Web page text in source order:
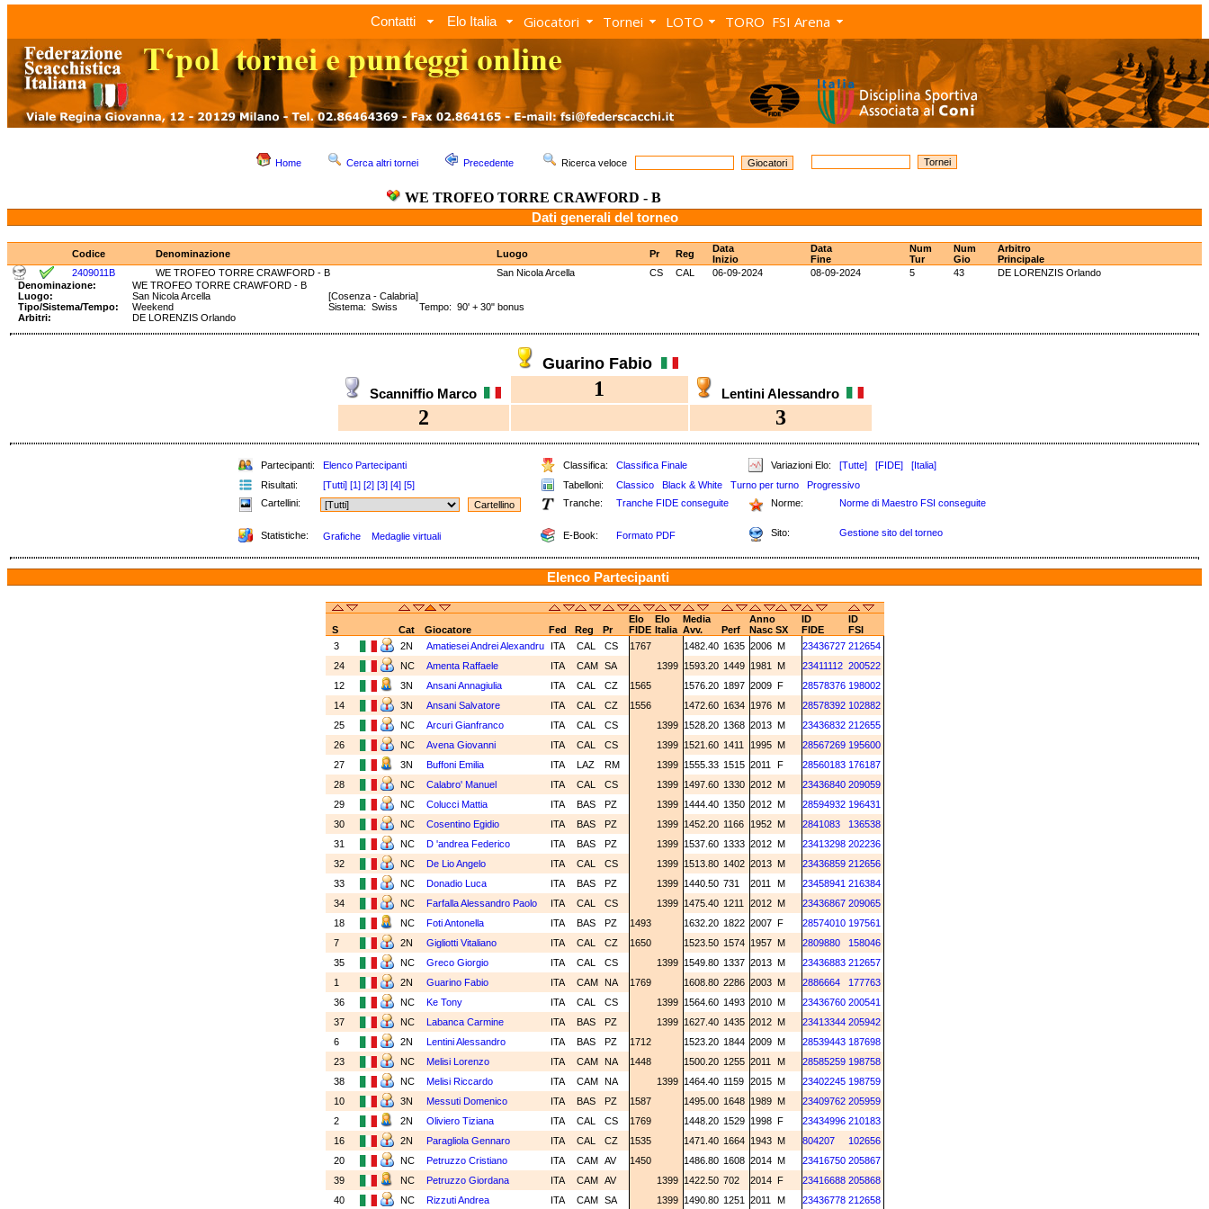
Contatti Elo Italia Giocatori Tornei LOTO TORO FSI Arena
Home Cerca altri tornei Precedente Ricerca veloce
WE TROFEO TORRE CRAWFORD - B
Dati generali del torneo
Codice Denominazione Luogo Pr Reg
Data
Inizio
Data
Fine
Num
Tur
Num
Gio
Arbitro
Principale
2409011B
WE TROFEO TORRE CRAWFORD - B San Nicola Arcella CS CAL 06-09-2024 08-09-2024 5 43
DE LORENZIS Orlando
Denominazione:
WE TROFEO TORRE CRAWFORD - B
Luogo:
San Nicola Arcella
[Cosenza - Calabria]
Tipo/Sistema/Tempo:
Weekend
Sistema: Swiss Tempo: 90' + 30" bonus
Arbitri:
DE LORENZIS Orlando
Guarino Fabio
Scanniffio Marco 1 Lentini Alessandro
2 3
Partecipanti: Elenco Partecipanti Classifica: Classifica Finale Variazioni Elo: [Tutte] [FIDE]
[Italia]
Risultati:
[Tutti] [1] [2] [3] [4] [5] Tabelloni: Classico Black & White Turno per turno
Progressivo
Cartellini:
Tranche: Tranche FIDE conseguite Norme: Norme di Maestro FSI conseguite
Statistiche: Grafiche Medaglie virtuali E-Book: Formato PDF Sito: Gestione sito del torneo
Elenco Partecipanti
Elo Elo Media Anno ID
ID
S
Cat Giocatore Fed Reg Pr FIDE Italia Avv. Perf Nasc SX FIDE
FSI
3
2N Amatiesei Andrei Alexandru ITA CAL CS 1767 1482.40 1635 2006 M 23436727 212654
24
NC Amenta Raffaele ITA CAM SA 1399 1593.20 1449 1981 M 23411112 200522
12
3N Ansani Annagiulia ITA CAL CZ 1565 1576.20 1897 2009 F 28578376 198002
14
3N Ansani Salvatore ITA CAL CZ 1556 1472.60 1634 1976 M 28578392 102882
25
NC Arcuri Gianfranco ITA CAL CS 1399 1528.20 1368 2013 M 23436832 212655
26
NC Avena Giovanni ITA CAL CS 1399 1521.60 1411 1995 M 28567269 195600
27
3N Buffoni Emilia ITA LAZ RM 1399 1555.33 1515 2011 F 28560183 176187
28
NC Calabro' Manuel ITA CAL CS 1399 1497.60 1330 2012 M 23436840 209059
29
NC Colucci Mattia ITA BAS PZ 1399 1444.40 1350 2012 M 28594932 196431
30
NC Cosentino Egidio ITA BAS PZ 1399 1452.20 1166 1952 M 2841083
136538
31
NC D 'andrea Federico ITA BAS PZ 1399 1537.60 1333 2012 M 23413298 202236
32
NC De Lio Angelo ITA CAL CS 1399 1513.80 1402 2013 M 23436859 212656
33
NC Donadio Luca ITA BAS PZ 1399 1440.50 731 2011 M 23458941 216384
34
NC Farfalla Alessandro Paolo ITA CAL CS 1399 1475.40 1211 2012 M 23436867 209065
18
NC Foti Antonella ITA BAS PZ 1493 1632.20 1822 2007 F 28574010 197561
7
2N Gigliotti Vitaliano ITA CAL CZ 1650 1523.50 1574 1957 M 2809880
158046
35
NC Greco Giorgio ITA CAL CS 1399 1549.80 1337 2013 M 23436883 212657
1
2N Guarino Fabio ITA CAM NA 1769 1608.80 2286 2003 M 2886664
177763
36
NC Ke Tony ITA CAL CS 1399 1564.60 1493 2010 M 23436760 200541
37
NC Labanca Carmine ITA BAS PZ 1399 1627.40 1435 2012 M 23413344 205942
6
2N Lentini Alessandro ITA BAS PZ 1712 1523.20 1844 2009 M 28539443 187698
23
NC Melisi Lorenzo ITA CAM NA 1448 1500.20 1255 2011 M 28585259 198758
38
NC Melisi Riccardo ITA CAM NA 1399 1464.40 1159 2015 M 23402245 198759
10
3N Messuti Domenico ITA BAS PZ 1587 1495.00 1648 1989 M 23409762 205959
2
2N Oliviero Tiziana ITA CAL CS 1769 1448.20 1529 1998 F 23434996 210183
16
2N Paragliola Gennaro ITA CAL CZ 1535 1471.40 1664 1943 M 804207
102656
20
NC Petruzzo Cristiano ITA CAM AV 1450 1486.80 1608 2014 M 23416750 205867
39
NC Petruzzo Giordana ITA CAM AV 1399 1422.50 702 2014 F 23416688 205868
40
NC Rizzuti Andrea ITA CAM SA 1399 1490.80 1251 2011 M 23436778 212658